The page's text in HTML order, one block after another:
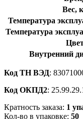
Вес,
Температура
Температура
Внутренний
Код ТН ВЭД:
Код ОКПД2:
Кратность заказа: 1
Кол-во в упаковке: 50